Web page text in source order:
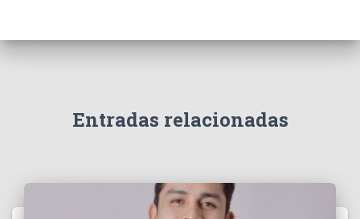
Entradas relacionadas